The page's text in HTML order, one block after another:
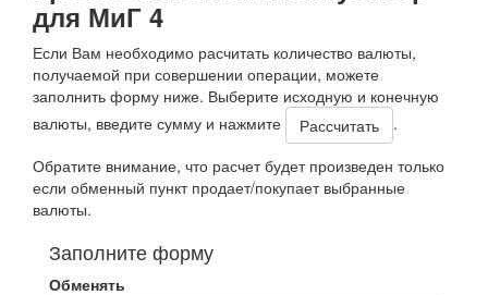
для МиГ 4
Если Вам необходимо расчитать количество валюты,
получаемой при совершении операции, можете
заполнить форму ниже. Выберите исходную и конечную
валюты, введите сумму и нажмите
.
Обратите внимание, что расчет будет произведен только
если обменный пункт продает/покупает выбранные
валюты.
Заполните форму
Обменять